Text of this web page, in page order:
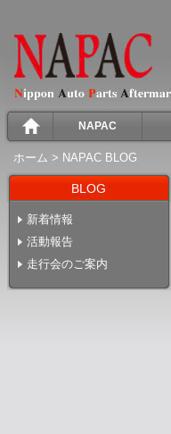
NAPAC
ホーム > NAPAC BLOG
BLOG
新着情報
活動報告
走行会のご案内